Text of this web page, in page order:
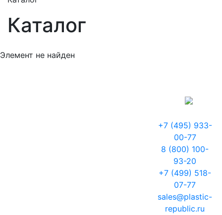
Каталог
Элемент не найден
+7 (495) 933-
00-77
8 (800) 100-
93-20
+7 (499) 518-
07-77
sales@plastic-
republic.ru